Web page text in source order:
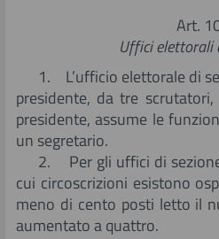
Art.
Uffici elettorali
1. L’ufficio elettorale di
presidente, da tre
presidente, assume le
un segretario.
2. Per gli uffici di
cui circoscrizioni esistono
meno di cento posti letto il
aumentato a quattro.